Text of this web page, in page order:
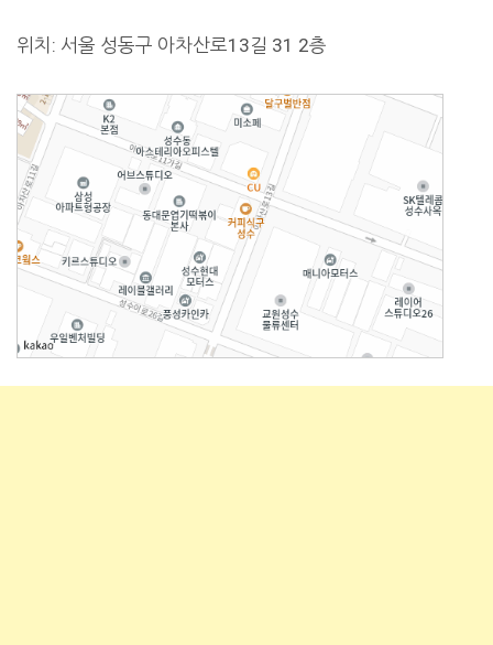
위치: 서울 성동구 아차산로13길 31 2층